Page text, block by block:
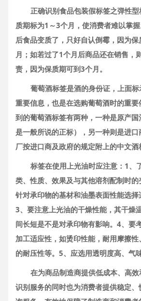
正确识别食品包装假标签之弹性
质期标为1～3个月，使消费者难以掌
后食品变质了，只好自认倒霉，因为
月；如若过了1个月后商品还在销售，
责，因为保质期可到3个月。
葡萄酒标签是酒的身份证，上面
重要信息，也是在选购葡萄酒时的重
到的葡萄酒标签有两种，一种是原产
是一般所说的正标），另一种则是进
厂按进口商及政府的规定附上的中文酒
标签在使用上光油时应注意：1、
类、性质、效果及与其他溶剂配制时
针对承印物的基材和油墨表面性能选择
3、要注意上光油的干燥性能，其干燥
间长短是不是对承印物有影响。4、要
加工适应性，如烫印性能，耐用摩擦
的耐压性等。5、应选用透明度高、气
在为商品制造商提供低成本、高
识别服务的同时也为消费者提供稳定